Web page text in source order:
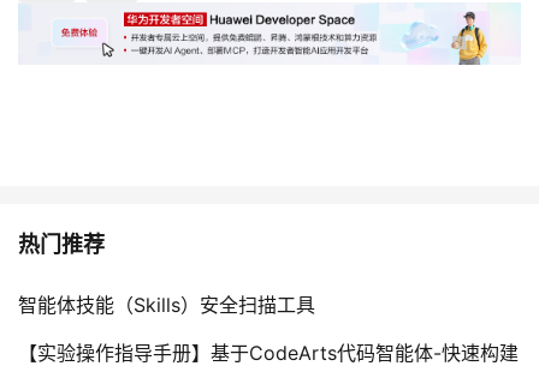
热门推荐
智能体技能（Skills）安全扫描工具
【实验操作指导手册】基于CodeArts代码智能体-快速构建